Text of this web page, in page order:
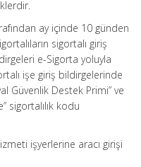
ay içinde 10 günden
sigortalı giriş
e-Sigorta yoluyla
işe giriş bildirgelerinde
Güvenlik Destek Primi” ve
sigortalılık kodu
işyerlerine aracı girişi